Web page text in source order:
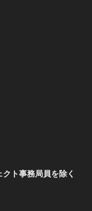
ト事務局員を除く